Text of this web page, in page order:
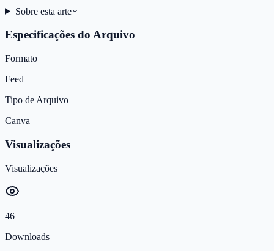
Sobre esta arte
Especificações do Arquivo
Formato
Feed
Tipo de Arquivo
Canva
Visualizações
Visualizações
46
Downloads